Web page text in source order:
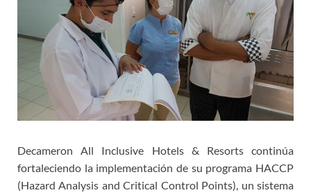
Decameron All Inclusive Hotels & Resorts continúa
fortaleciendo la implementación de su programa HACCP
(Hazard Analysis and Critical Control Points), un sistema